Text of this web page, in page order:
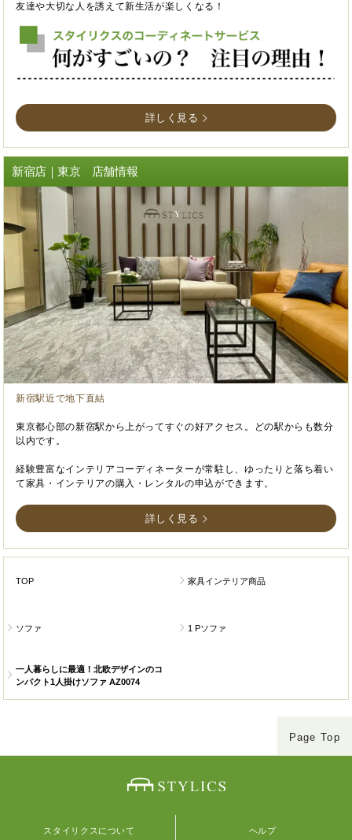
友達や大切な人を誘えて新生活が楽しくなる！
詳しく見る
新宿店｜東京 店舗情報
新宿駅近で地下直結
東京都心部の新宿駅から上がってすぐの好アクセス。どの駅からも数分
以内です。
経験豊富なインテリアコーディネーターが常駐し、ゆったりと落ち着い
て家具・インテリアの購入・レンタルの申込ができます。
詳しく見る
TOP 家具インテリア商品
ソファ 1 Pソファ
一人暮らしに最適！北欧デザインのコ
ンパクト1人掛けソファ AZ0074
Page Top
スタイリクスについて ヘルプ